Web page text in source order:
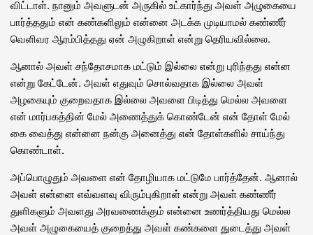
விட்டாள். நானும் அவளுடன் அருகில் உட்கார்ந்து அவள் அழுகையை
பார்த்ததும் என் கண்களிலும் என்னை அடக்க முடியாமல் கண்ணீர்
வெளிவர ஆரம்பித்தது ஏன் அழுகிறாள் என்று தெரியவில்லை.
ஆனால் அவள் சந்தோசமாக மட்டும் இல்லை என்று புரிந்தது என்ன
என்று கேட்டேன். அவள் எதுவும் சொல்வதாக இல்லை அவள்
அழகையும் குறைவதாக இல்லை அவளை பிடித்து மெல்ல அவளை
என் மார்பகத்தின் மேல் அணைத்துக் கொண்டேன் என் தோள் மேல்
கை வைத்து என்னை நன்கு அனைத்து என் தோள்களில் சாய்ந்து
கொண்டாள்.
அப்பொழுதும் அவளை என் தோழியாக மட்டுமே பார்த்தேன். ஆனால்
அவள் என்னை எவ்வளவு விரும்புகிறாள் என்று அவள் கண்ணீர்
துளிகளும் அவளது அரவணைக்கும் என்னை உணர்த்தியது மெல்ல
அவள் அழுகையைத் குறைத்து அவள் கண்களை துடைத்து அவள்